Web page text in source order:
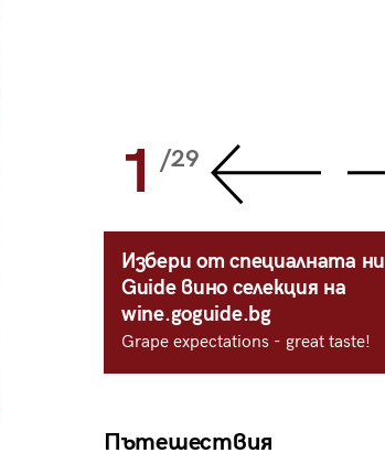
1 /29
Избери от специалната
Guide вино селекция на
wine.goguide.bg
Grape expectations - great taste!
Пътешествия